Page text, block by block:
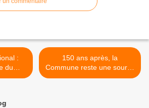
du
le
150 ans après, la
Commune reste une source
d'inspiration incomparable >